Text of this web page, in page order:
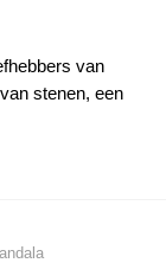
van
stenen, een